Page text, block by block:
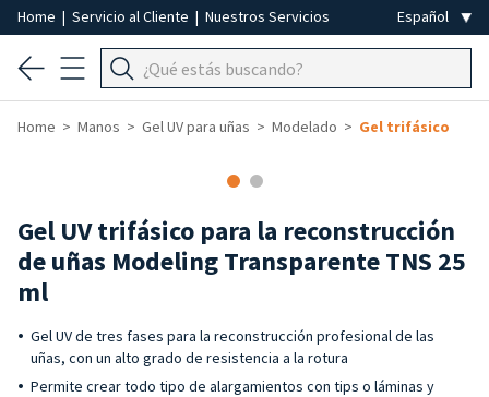
Home | Servicio al Cliente | Nuestros Servicios
Home Manos Gel UV para uñas Modelado Gel trifásico
Gel UV trifásico para la reconstrucción
de uñas Modeling Transparente TNS 25
ml
Gel UV de tres fases para la reconstrucción profesional de las
uñas, con un alto grado de resistencia a la rotura
Permite crear todo tipo de alargamientos con tips o láminas y